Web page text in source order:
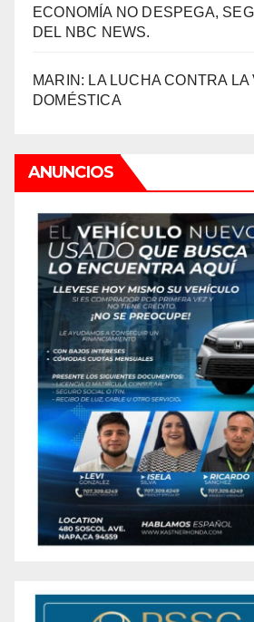
ECONOMÍA NO DESPEGA,
DEL NBC NEWS.
MARIN: LA LUCHA CONTRA LA
DOMÉSTICA
ANUNCIOS